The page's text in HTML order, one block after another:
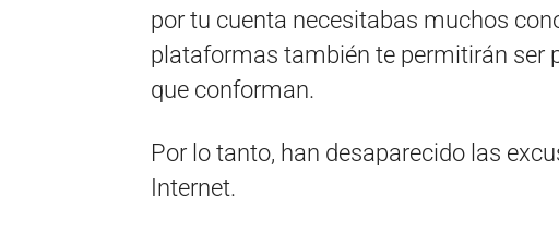
por tu cuenta necesitabas muchos
plataformas también te permitirán ser
que conforman.
Por lo tanto, han desaparecido las
Internet.